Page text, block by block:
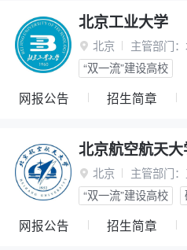
北京工业大学
 北京 主管部门：
“双一流”建设高校
网报公告 招生简章
北京航空航天大
 北京 主管部门：
“双一流”建设高校
网报公告 招生简章